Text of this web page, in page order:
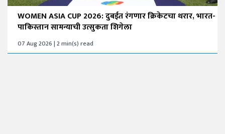
WOMEN ASIA CUP 2026: दुबईत रंगणार क्रिकेटचा थरार, भारत-
पाकिस्तान सामन्याची उत्सुकता शिगेला
07 Aug 2026 | 2 min(s) read